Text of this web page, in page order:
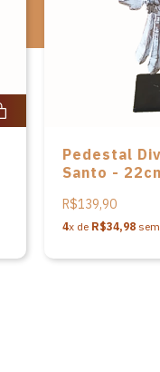
transforma em arte e
gramas
Pedestal
Santo -
R$139,90
4x de R$34,98